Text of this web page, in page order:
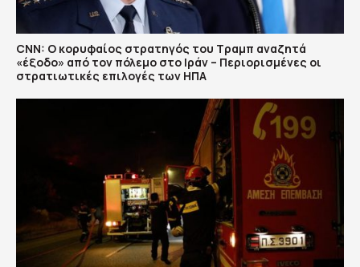
CNN: Ο κορυφαίος στρατηγός του Τραμπ αναζητά
«έξοδο» από τον πόλεμο στο Ιράν – Περιορισμένες οι
στρατιωτικές επιλογές των ΗΠΑ